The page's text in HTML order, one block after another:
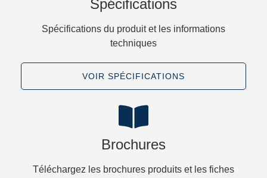
Spécifications
Spécifications du produit et les informations
techniques
VOIR SPÉCIFICATIONS​
Brochures
Téléchargez les brochures produits et les fiches